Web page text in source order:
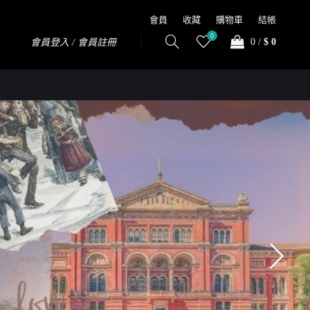
會員 收藏 購物車 結帳
會員登入 / 會員註冊
0
0 / $ 0